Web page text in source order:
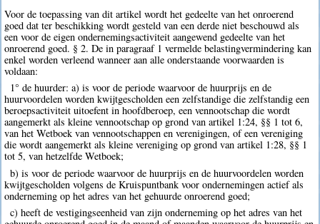
Voor de toepassing van dit artikel wordt het gedeelte van het onroerend
goed dat ter beschikking wordt gesteld van een derde niet beschouwd als
een voor de eigen ondernemingsactiviteit aangewend gedeelte van het
onroerend goed. § 2. De in paragraaf 1 vermelde belastingvermindering kan
enkel worden verleend wanneer aan alle onderstaande voorwaarden is
voldaan:
1° de huurder: a) is voor de periode waarvoor de huurprijs en de
huurvoordelen worden kwijtgescholden een zelfstandige die zelfstandig een
beroepsactiviteit uitoefent in hoofdberoep, een vennootschap die wordt
aangemerkt als kleine vennootschap op grond van artikel 1:24, §§ 1 tot 6,
van het Wetboek van vennootschappen en verenigingen, of een vereniging
die wordt aangemerkt als kleine vereniging op grond van artikel 1:28, §§ 1
tot 5, van hetzelfde Wetboek;
b) is voor de periode waarvoor de huurprijs en de huurvoordelen worden
kwijtgescholden volgens de Kruispuntbank voor ondernemingen actief als
onderneming op het adres van het gehuurde onroerend goed;
c) heeft de vestigingseenheid van zijn onderneming op het adres van het